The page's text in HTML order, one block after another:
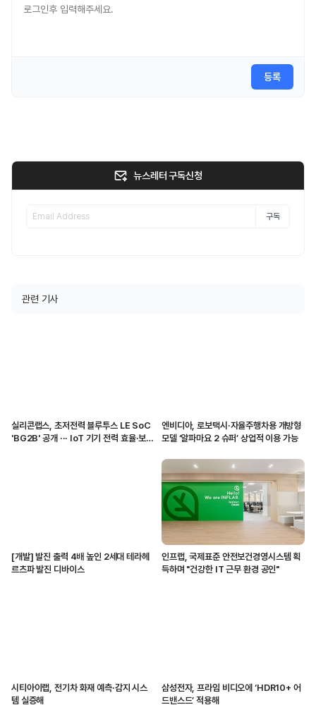
등록
뉴스레터 구독신청
구독
관련 기사
실리콘랩스, 초저전력 블루투스 LE SoC
'BG2B' 공개 ··· IoT 기기 전력 효율·보안
엔비디아, 로보택시·자율주행차용 개방형
모델 ‘알파마요 2 슈퍼’ 상업적 이용 가능
[개발] 발진 출력 4배 높인 2세대 테라헤
르츠파 발진 디바이스
인프랩, 국제표준 안전보건경영시스템 획
득하며 "건강한 IT 근무 환경 공인"
시티아이랩, 전기차 화재 예측·감지 시스
템 실증해
삼성전자, 프라임 비디오에 ‘HDR10+ 어
드밴스드’ 적용해